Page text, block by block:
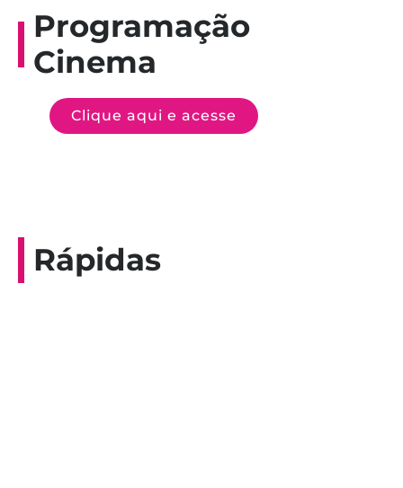
Programação
Cinema
Clique aqui e acesse
Rápidas